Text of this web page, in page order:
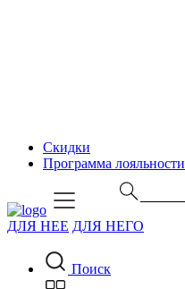
Скидки
Программа лояльности
ДЛЯ НЕЕ ДЛЯ НЕГО
Поиск